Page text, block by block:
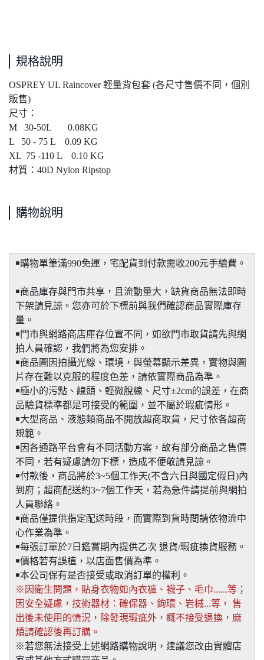
規格說明
OSPREY UL Raincover 輕量背包套 (各尺寸售價不同，個別
販售)
尺寸：
M 30-50L 0.08KG
L 50 - 75 L 0.09 KG
XL 75 -110 L 0.10 KG
材質：40D Nylon Ripstop
購物說明
￭購物單筆滿990免運，宅配貨到付款需收200元手續費。
￭商品庫存與門市共享，且流動量大，缺貨商品無法即時
下架請見諒。您亦可於下標前與我們確認商品實際庫存
量。
￭門市與網路商店庫存位置不同，如欲門市取貨請先與網
拍人員確認，我們將為您安排。
￭商品圖因拍攝光線、環境，與螢幕顯示差異，實物與圖
片存在難以克服的程度色差，請依實際商品為準。
￭極小的污點、線頭、輕微脫線、尺寸±2cm的誤差，在商
品驗貨標準都是可接受的範圍，並不屬於瑕疵情形。
￭大型商品、液態類商品不開放超商取貨，尺寸依各超商
規範。
￭因各通路平台會有不同活動方案，故有部分商品之售價
不同，若有疑慮請勿下標，造成不便敬請見諒。
￭付款後，商品將於3~5個工作天(不含六日與國定假日)內
到府；超商配送約3~7個工作天，若為急件請提前與網拍
人員聯絡。
￭商品僅提供指定配送時段，而實際到貨時間請依物流中
心作業為準。
￭每張訂單於7日鑑賞期內提供乙次 退貨/瑕疵換貨服務。
￭價格若有誤植，以店面售價為準。
￭本公司保有是否接受或取消訂單的權利。
※因衛生問題，貼身衣物如內衣褲、襪子、毛巾......等；
因安全疑慮，技術器材：確保器、鉤環、岩械...等， 售
出後未使用的情況，除發現瑕疵外，概不接受退換，麻
煩請確認後再訂購。
※若您無法接受上述網路購物說明，建議您改由實體店